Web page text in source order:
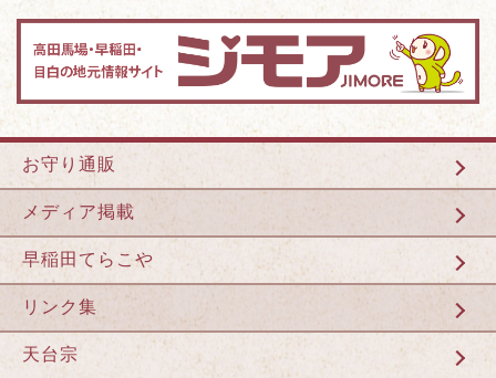
お守り通販
メディア掲載
早稲田てらこや
リンク集
天台宗